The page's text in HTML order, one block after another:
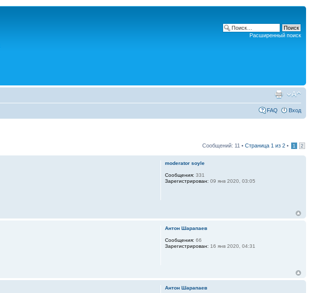
Расширенный поиск
FAQ Вход
Сообщений: 11 • Страница 1 из 2 • 1 2
moderator soyle
Сообщения: 331
Зарегистрирован: 09 янв 2020, 03:05
Антон Шарапаев
Сообщения: 66
Зарегистрирован: 16 янв 2020, 04:31
Антон Шарапаев